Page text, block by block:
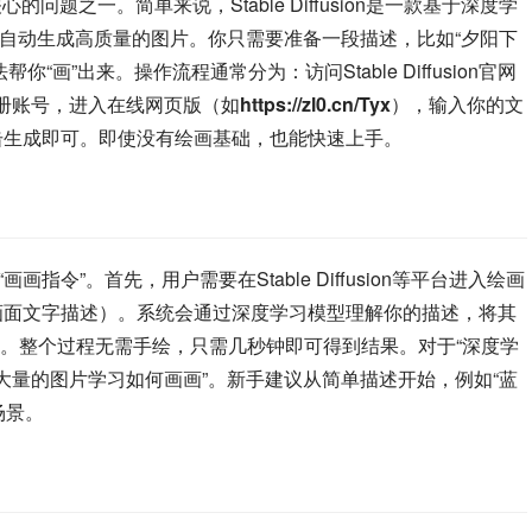
动生成高质量的图片。你只需要准备一段描述，比如“夕阳下
你“画”出来。操作流程通常分为：访问Stable Diffusion官网
账号，进入在线网页版（如https://zl0.cn/Tyx），输入你的文
成即可。即使没有绘画基础，也能快速上手。
画指令”。首先，用户需要在Stable Diffusion等平台进入绘画
文字描述）。系统会通过深度学习模型理解你的描述，将其
整个过程无需手绘，只需几秒钟即可得到结果。对于“深度学
的图片学习如何画画”。新手建议从简单描述开始，例如“蓝
。